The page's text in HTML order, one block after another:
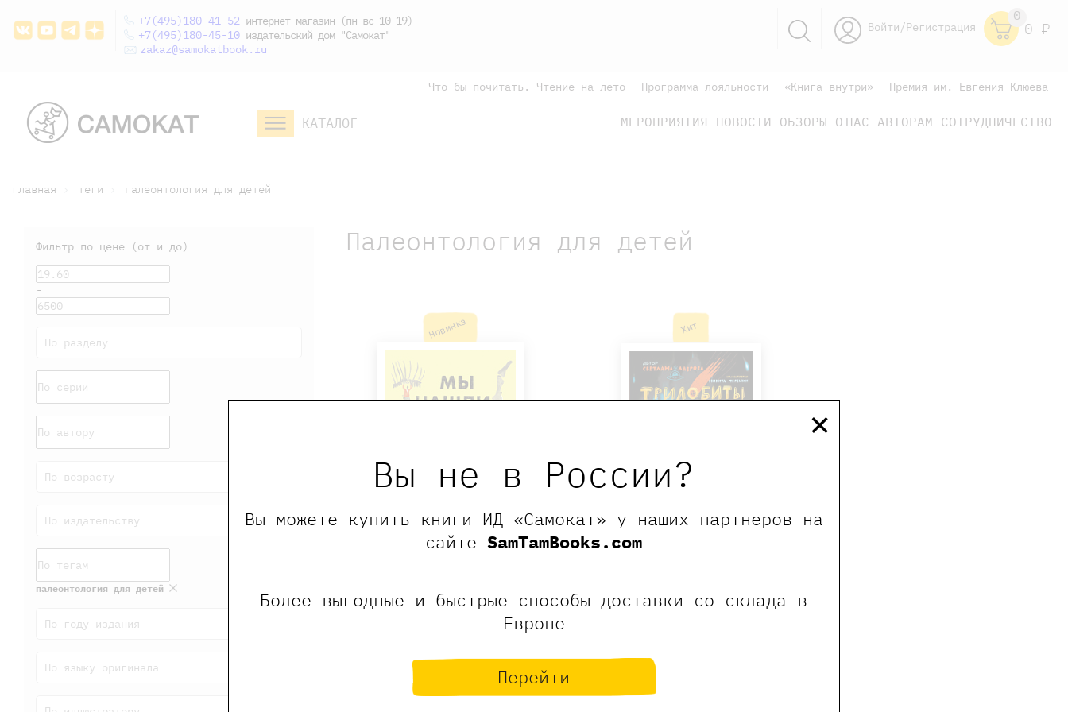
Вы не в России?
Вы можете купить книги ИД «Самокат» у наших партнеров на
сайтеSamTamBooks.com
Более выгодные и быстрые способы доставки со склада в
Европе
Перейти
×
+7(495)180-41-52 интернет-магазин (пн-вс 10-19)
+7(495)180-45-10 издательский дом "Самокат"
zakaz@samokatbook.ru
Войти/Регистрация
0
0 Р
Что бы почитать. Чтение на лето Программа лояльности «Книга внутри» Премия им. Евгения Клюева
КАТАЛОГ МЕРОПРИЯТИЯ НОВОСТИ ОБЗОРЫ О НАС АВТОРАМ СОТРУДНИЧЕСТВО
дошкольникам
главная теги палеонтология для детей
Фильтр по цене (от и до)
-
По разделу
По возрасту
По издательству
палеонтология для детей
По году издания
По языку оригинала
Палеонтология для детей
Новинка
1390 ₽
Гаско-Льюна Франсеск
Купить
Хит
970 ₽
нет в наличии